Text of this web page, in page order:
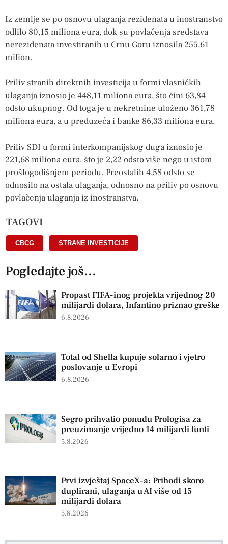
Iz zemlje se po osnovu ulaganja rezidenata u inostranstvo
odlilo 80,15 miliona eura, dok su povlačenja sredstava
nerezidenata investiranih u Crnu Goru iznosila 255,61
milion.
Priliv stranih direktnih investicija u formi vlasničkih
ulaganja iznosio je 448,11 miliona eura, što čini 63,84
odsto ukupnog. Od toga je u nekretnine uloženo 361,78
miliona eura, a u preduzeća i banke 86,33 miliona eura.
Priliv SDI u formi interkompanijskog duga iznosio je
221,68 miliona eura, što je 2,22 odsto više nego u istom
prošlogodišnjem periodu. Preostalih 4,58 odsto se
odnosilo na ostala ulaganja, odnosno na priliv po osnovu
povlačenja ulaganja iz inostranstva.
TAGOVI
CBCG STRANE INVESTICIJE
Pogledajte još...
Propast FIFA-inog projekta vrijednog 20
milijardi dolara, Infantino priznao greške
6.8.2026
Total od Shella kupuje solarno i vjetro
poslovanje u Evropi
6.8.2026
Segro prihvatio ponudu Prologisa za
preuzimanje vrijedno 14 milijardi funti
5.8.2026
Prvi izvještaj SpaceX-a: Prihodi skoro
duplirani, ulaganja u AI više od 15
milijardi dolara
5.8.2026